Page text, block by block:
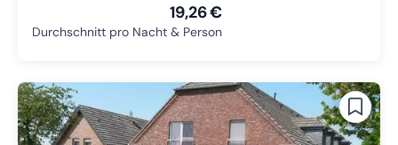
19,26 €
Durchschnitt pro Nacht & Person